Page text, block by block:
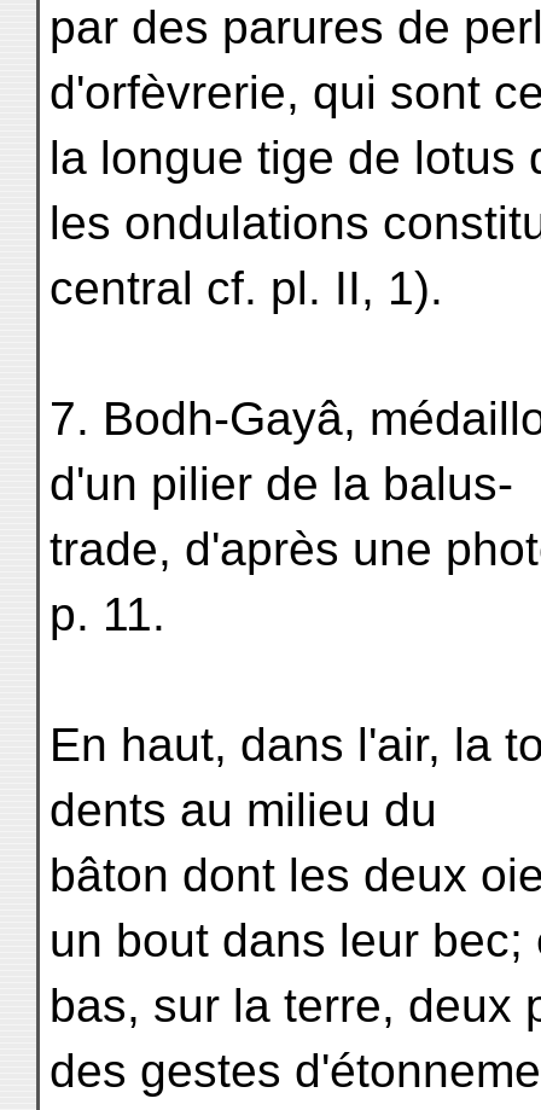
par des parures de
d'orfèvrerie, qui sont
la longue tige de lotus
les ondulations
central cf. pl. II, 1).
7. Bodh-Gayâ,
d'un pilier de la balus-
trade, d'après une
p. 11.
En haut, dans l'air, la
dents au milieu du
bâton dont les deux
un bout dans leur bec;
bas, sur la terre, deux
des gestes